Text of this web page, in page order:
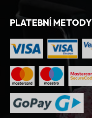
PLATEBNÍ METODY